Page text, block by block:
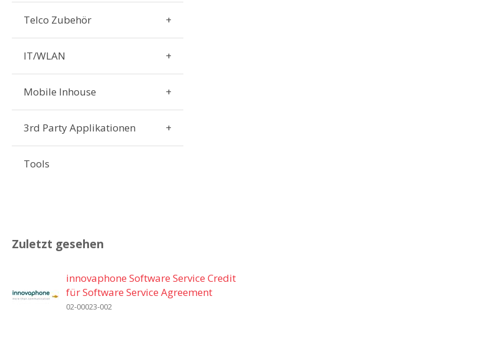
Telco Zubehör
IT/WLAN
Mobile Inhouse
3rd Party Applikationen
Tools
Zuletzt gesehen
innovaphone Software Service Credit
für Software Service Agreement
02-00023-002